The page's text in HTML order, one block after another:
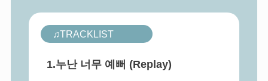
♫TRACKLIST
1.누난 너무 예뻐 (Replay)